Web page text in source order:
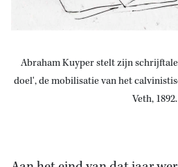
Abraham Kuyper stelt zijn
doel', de mobilisatie van het
Veth, 1892.